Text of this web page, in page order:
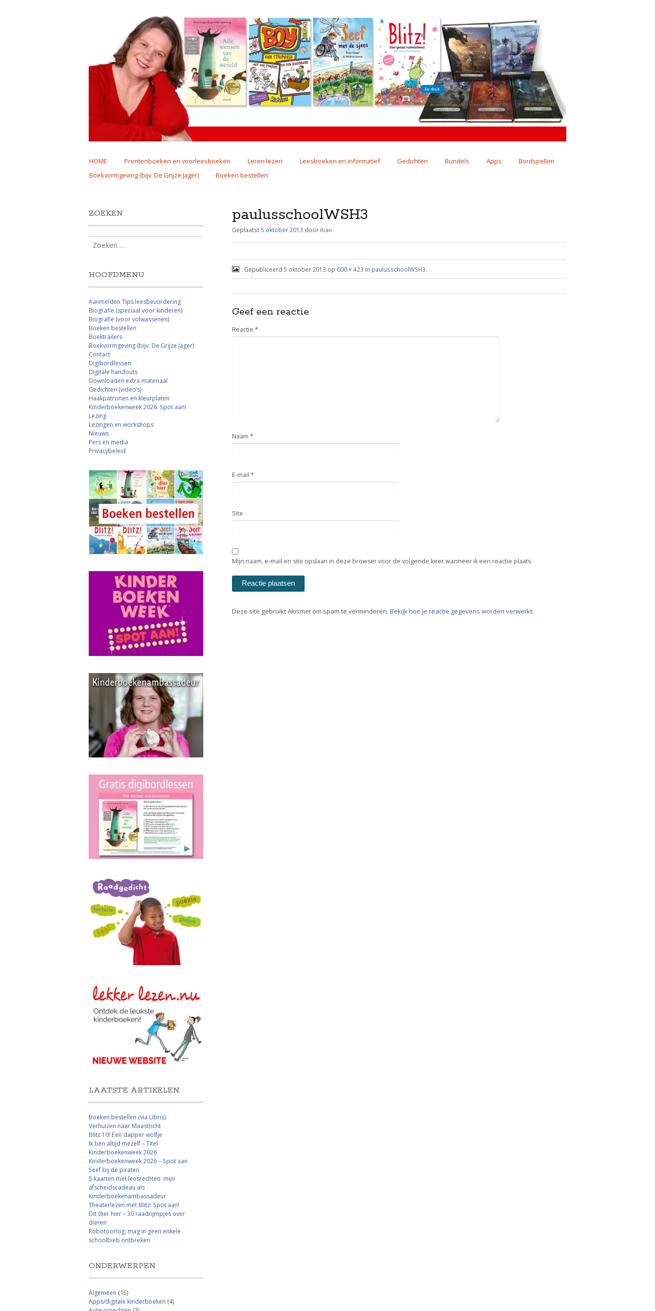
Skip
content
HOME Prentenboeken en voorleesboeken Leren lezen Leesboeken en informatief Gedichten Bundels Apps
Bordspellen
Boekvormgeving (bijv. De Grijze Jager)
Boeken bestellen
paulusschoolWSH3
Geplaatst5 oktober 2013 door Rian
Gepubliceerd 5 oktober 2013 op 600 × 423 in paulusschoolWSH3.
Geef een reactie
Reactie *
Naam *
E-mail *
Site
Mijn naam, e-mail en site opslaan in deze browser voor de volgende keer wanneer ik een reactie plaats.
Deze site gebruikt Akismet om spam te verminderen. Bekijk hoe je reactie gegevens worden verwerkt.
ZOEKEN
naar:
HOOFDMENU
Aanmelden Tips leesbevordering
Biografie (speciaal voor kinderen)
Biografie (voor volwassenen)
Boeken bestellen
Boektrailers
Boekvormgeving (bijv. De Grijze Jager)
Contact
Digibordlessen
Digitale handouts
Downloaden extra materiaal
Gedichten (video’s)
Haakpatronen en kleurplaten
Kinderboekenweek 2026: Spot aan!
Lezing
Lezingen en workshops
Nieuws
Pers en media
Privacybeleid
LAATSTE ARTIKELEN
Boeken bestellen (via Libris)
Verhuizen naar Maastricht
Blitz 10! Een dapper wolfje
Ik ben altijd mezelf – Titel
Kinderboekenweek 2026
Kinderboekenweek 2026 – Spot aan
Seef bij de piraten
5 kaarten met leesrechten: mijn
afscheidscadeau als
Kinderboekenambassadeur
Theaterlezen met Blitz: Spot aan!
Dit dier hier – 30 raadrijmpjes over
dieren
Robotoorlog: mag in geen enkele
schoolbieb ontbreken
ONDERWERPEN
Algemeen (15)
Apps/digitale kinderboeken (4)